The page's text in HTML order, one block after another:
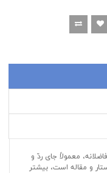
معمولاً جای ردّ و
و مقاله است، بیشتر